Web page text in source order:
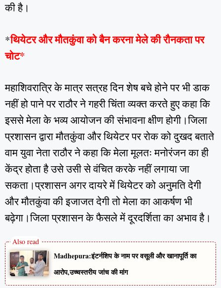
की है।
*थियेटर और मौतकुंवा को बैन करना मेले की रौनकता पर
चोट*
महाशिवरात्रि के मात्र सत्रह दिन शेष बचे होने पर भी डाक
नहीं हो पाने पर राठौर ने गहरी चिंता व्यक्त करते हुए कहा कि
इससे मेला के भव्य आयोजन की संभावना क्षीण होगी।जिला
प्रशासन द्वारा मौतकुंवा और थियेटर पर रोक को दुखद बताते
वाम युवा नेता राठौर ने कहा कि मेला मूलतः मनोरंजन का ही
केंद्र होता है उसे उसी से वंचित करके नहीं लगाया जा
सकता।प्रशासन अगर दायरे में थियेटर को अनुमति देगी
और मौतकुंवा की इजाजत देगी तो मेला का आकर्षण भी
बढ़ेगा।जिला प्रशासन के फैसले में दूरदर्शिता का अभाव है।
Madhepura:इंटर्नशिप के नाम पर वसूली और खानापूर्ति का
आरोप,उच्चस्तरीय जांच की मांग